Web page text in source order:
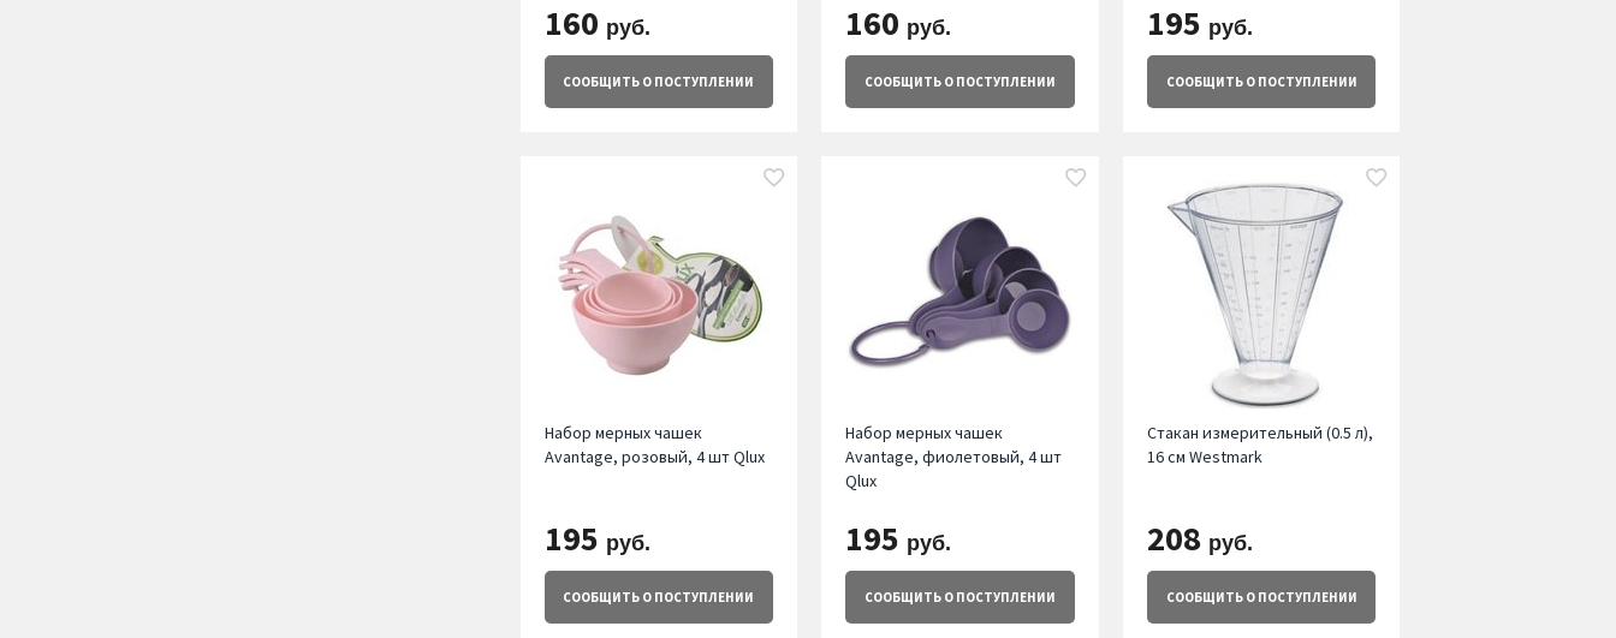
160 руб.
СООБЩИТЬ О ПОСТУПЛЕНИИ
160 руб.
СООБЩИТЬО ПОСТУПЛЕНИИ
195 руб.
СООБЩИТЬО ПОСТУПЛЕНИИ
Набор мерных чашек
Avantage, розовый, 4 шт Qlux
195 руб.
СООБЩИТЬ О ПОСТУПЛЕНИИ
Набор мерных чашек
Avantage, фиолетовый, 4 шт
Qlux
195 руб.
СООБЩИТЬО ПОСТУПЛЕНИИ
Стакан измерительный (0.5 л),
16 см Westmark
208 руб.
СООБЩИТЬО ПОСТУПЛЕНИИ